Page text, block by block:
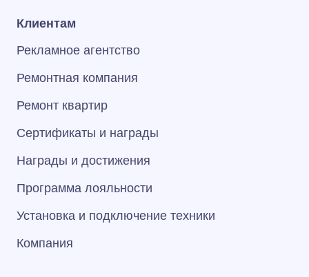
Клиентам
Рекламное агентство
Ремонтная компания
Ремонт квартир
Сертификаты и награды
Награды и достижения
Программа лояльности
Установка и подключение техники
Компания